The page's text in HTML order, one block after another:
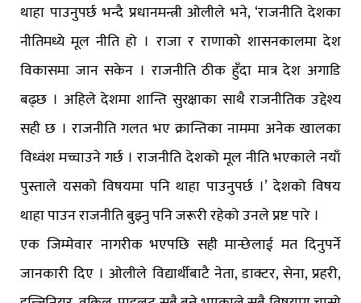
थाहा पाउनुपर्छ भन्दै प्रधानमन्त्री ओलीले भने, ‘राजनीति देशका
नीतिमध्ये मूल नीति हो । राजा र राणाको शासनकालमा देश
विकासमा जान सकेन । राजनीति ठीक हुँदा मात्र देश अगाडि
बढ्छ । अहिले देशमा शान्ति सुरक्षाका साथै राजनीतिक उद्देश्य
सही छ । राजनीति गलत भए क्रान्तिका नाममा अनेक खालका
विध्वंश मच्चाउने गर्छ । राजनीति देशको मूल नीति भएकाले नयाँ
पुस्ताले यसको विषयमा पनि थाहा पाउनुपर्छ ।’ देशको विषय
थाहा पाउन राजनीति बुझ्नु पनि जरूरी रहेको उनले प्रष्ट पारे ।
एक जिम्मेवार नागरीक भएपछि सही मान्छेलाई मत दिनुपर्ने
जानकारी दिए । ओलीले विद्यार्थीबाटै नेता, डाक्टर, सेना, प्रहरी,